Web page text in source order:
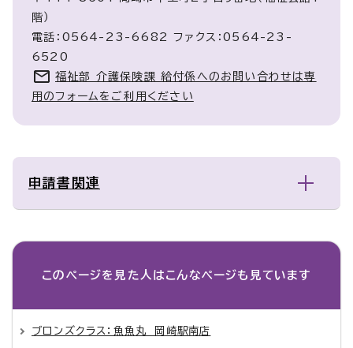
階）
電話：0564-23-6682 ファクス：0564-23-
6520
福祉部 介護保険課 給付係へのお問い合わせは専
用のフォームをご利用ください
申請書関連
このページを見た人は こんなページも見ています
ブロンズクラス：魚魚丸 岡崎駅南店